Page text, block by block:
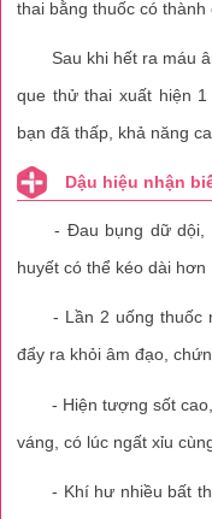
thai bằng thuốc có thành
Sau khi hết ra máu
que thử thai xuất hiện
bạn đã thấp, khả năng
Dậu hiệu nhận
- Đau bụng dữ dội,
huyết có thể kéo dài hơn
- Lần 2 uống thuốc
đẩy ra khỏi âm đạo,
- Hiện tượng sốt cao,
váng, có lúc ngất xỉu
- Khí hư nhiều bất